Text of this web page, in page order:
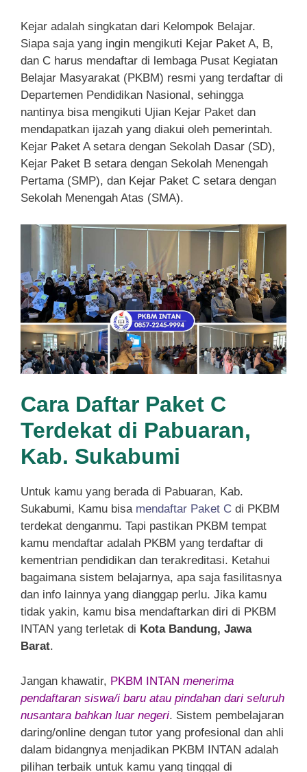
Kejar adalah singkatan dari Kelompok Belajar.
Siapa saja yang ingin mengikuti Kejar Paket A, B,
dan C harus mendaftar di lembaga Pusat Kegiatan
Belajar Masyarakat (PKBM) resmi yang terdaftar di
Departemen Pendidikan Nasional, sehingga
nantinya bisa mengikuti Ujian Kejar Paket dan
mendapatkan ijazah yang diakui oleh pemerintah.
Kejar Paket A setara dengan Sekolah Dasar (SD),
Kejar Paket B setara dengan Sekolah Menengah
Pertama (SMP), dan Kejar Paket C setara dengan
Sekolah Menengah Atas (SMA).
Cara Daftar Paket C
Terdekat di Pabuaran,
Kab. Sukabumi
Untuk kamu yang berada di Pabuaran, Kab.
Sukabumi, Kamu bisa mendaftar Paket C di PKBM
terdekat denganmu. Tapi pastikan PKBM tempat
kamu mendaftar adalah PKBM yang terdaftar di
kementrian pendidikan dan terakreditasi. Ketahui
bagaimana sistem belajarnya, apa saja fasilitasnya
dan info lainnya yang dianggap perlu. Jika kamu
tidak yakin, kamu bisa mendaftarkan diri di PKBM
INTAN yang terletak di Kota Bandung, Jawa
Barat.
Jangan khawatir, PKBM INTAN menerima
pendaftaran siswa/i baru atau pindahan dari seluruh
nusantara bahkan luar negeri. Sistem pembelajaran
daring/online dengan tutor yang profesional dan ahli
dalam bidangnya menjadikan PKBM INTAN adalah
pilihan terbaik untuk kamu yang tinggal di